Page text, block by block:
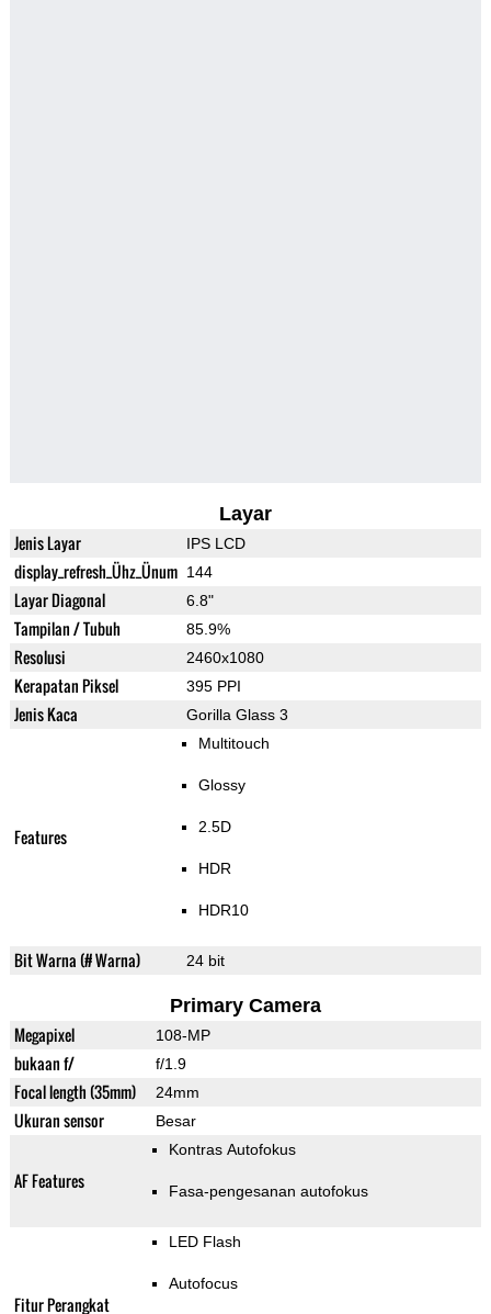
Layar
Jenis Layar IPS LCD
display_refresh_Ühz_Ünum 144
Layar Diagonal 6.8"
Tampilan / Tubuh 85.9%
Resolusi 2460x1080
Kerapatan Piksel 395 PPI
Jenis Kaca Gorilla Glass 3
Features
Multitouch
Glossy
2.5D
HDR
HDR10
Bit Warna (# Warna) 24 bit
Primary Camera
Megapixel 108-MP
bukaan f/ f/1.9
Focal length (35mm) 24mm
Ukuran sensor Besar
AF Features
Kontras Autofokus
Fasa-pengesanan autofokus
Fitur Perangkat
LED Flash
Autofocus